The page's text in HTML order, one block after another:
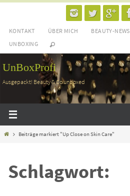
springen
KONTAKT ÜBER MICH BEAUTY-NEWS
UNBOXING
UnBoxProfi
Ausgepackt! Beauty & Co unboxed
HomeBeiträge markiert "Up Close on Skin Care"
Schlagwort: